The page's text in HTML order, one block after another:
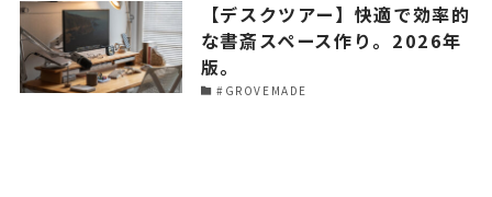
【デスクツアー】快適で効率的
な書斎スペース作り。2026年
版。
#GROVEMADE